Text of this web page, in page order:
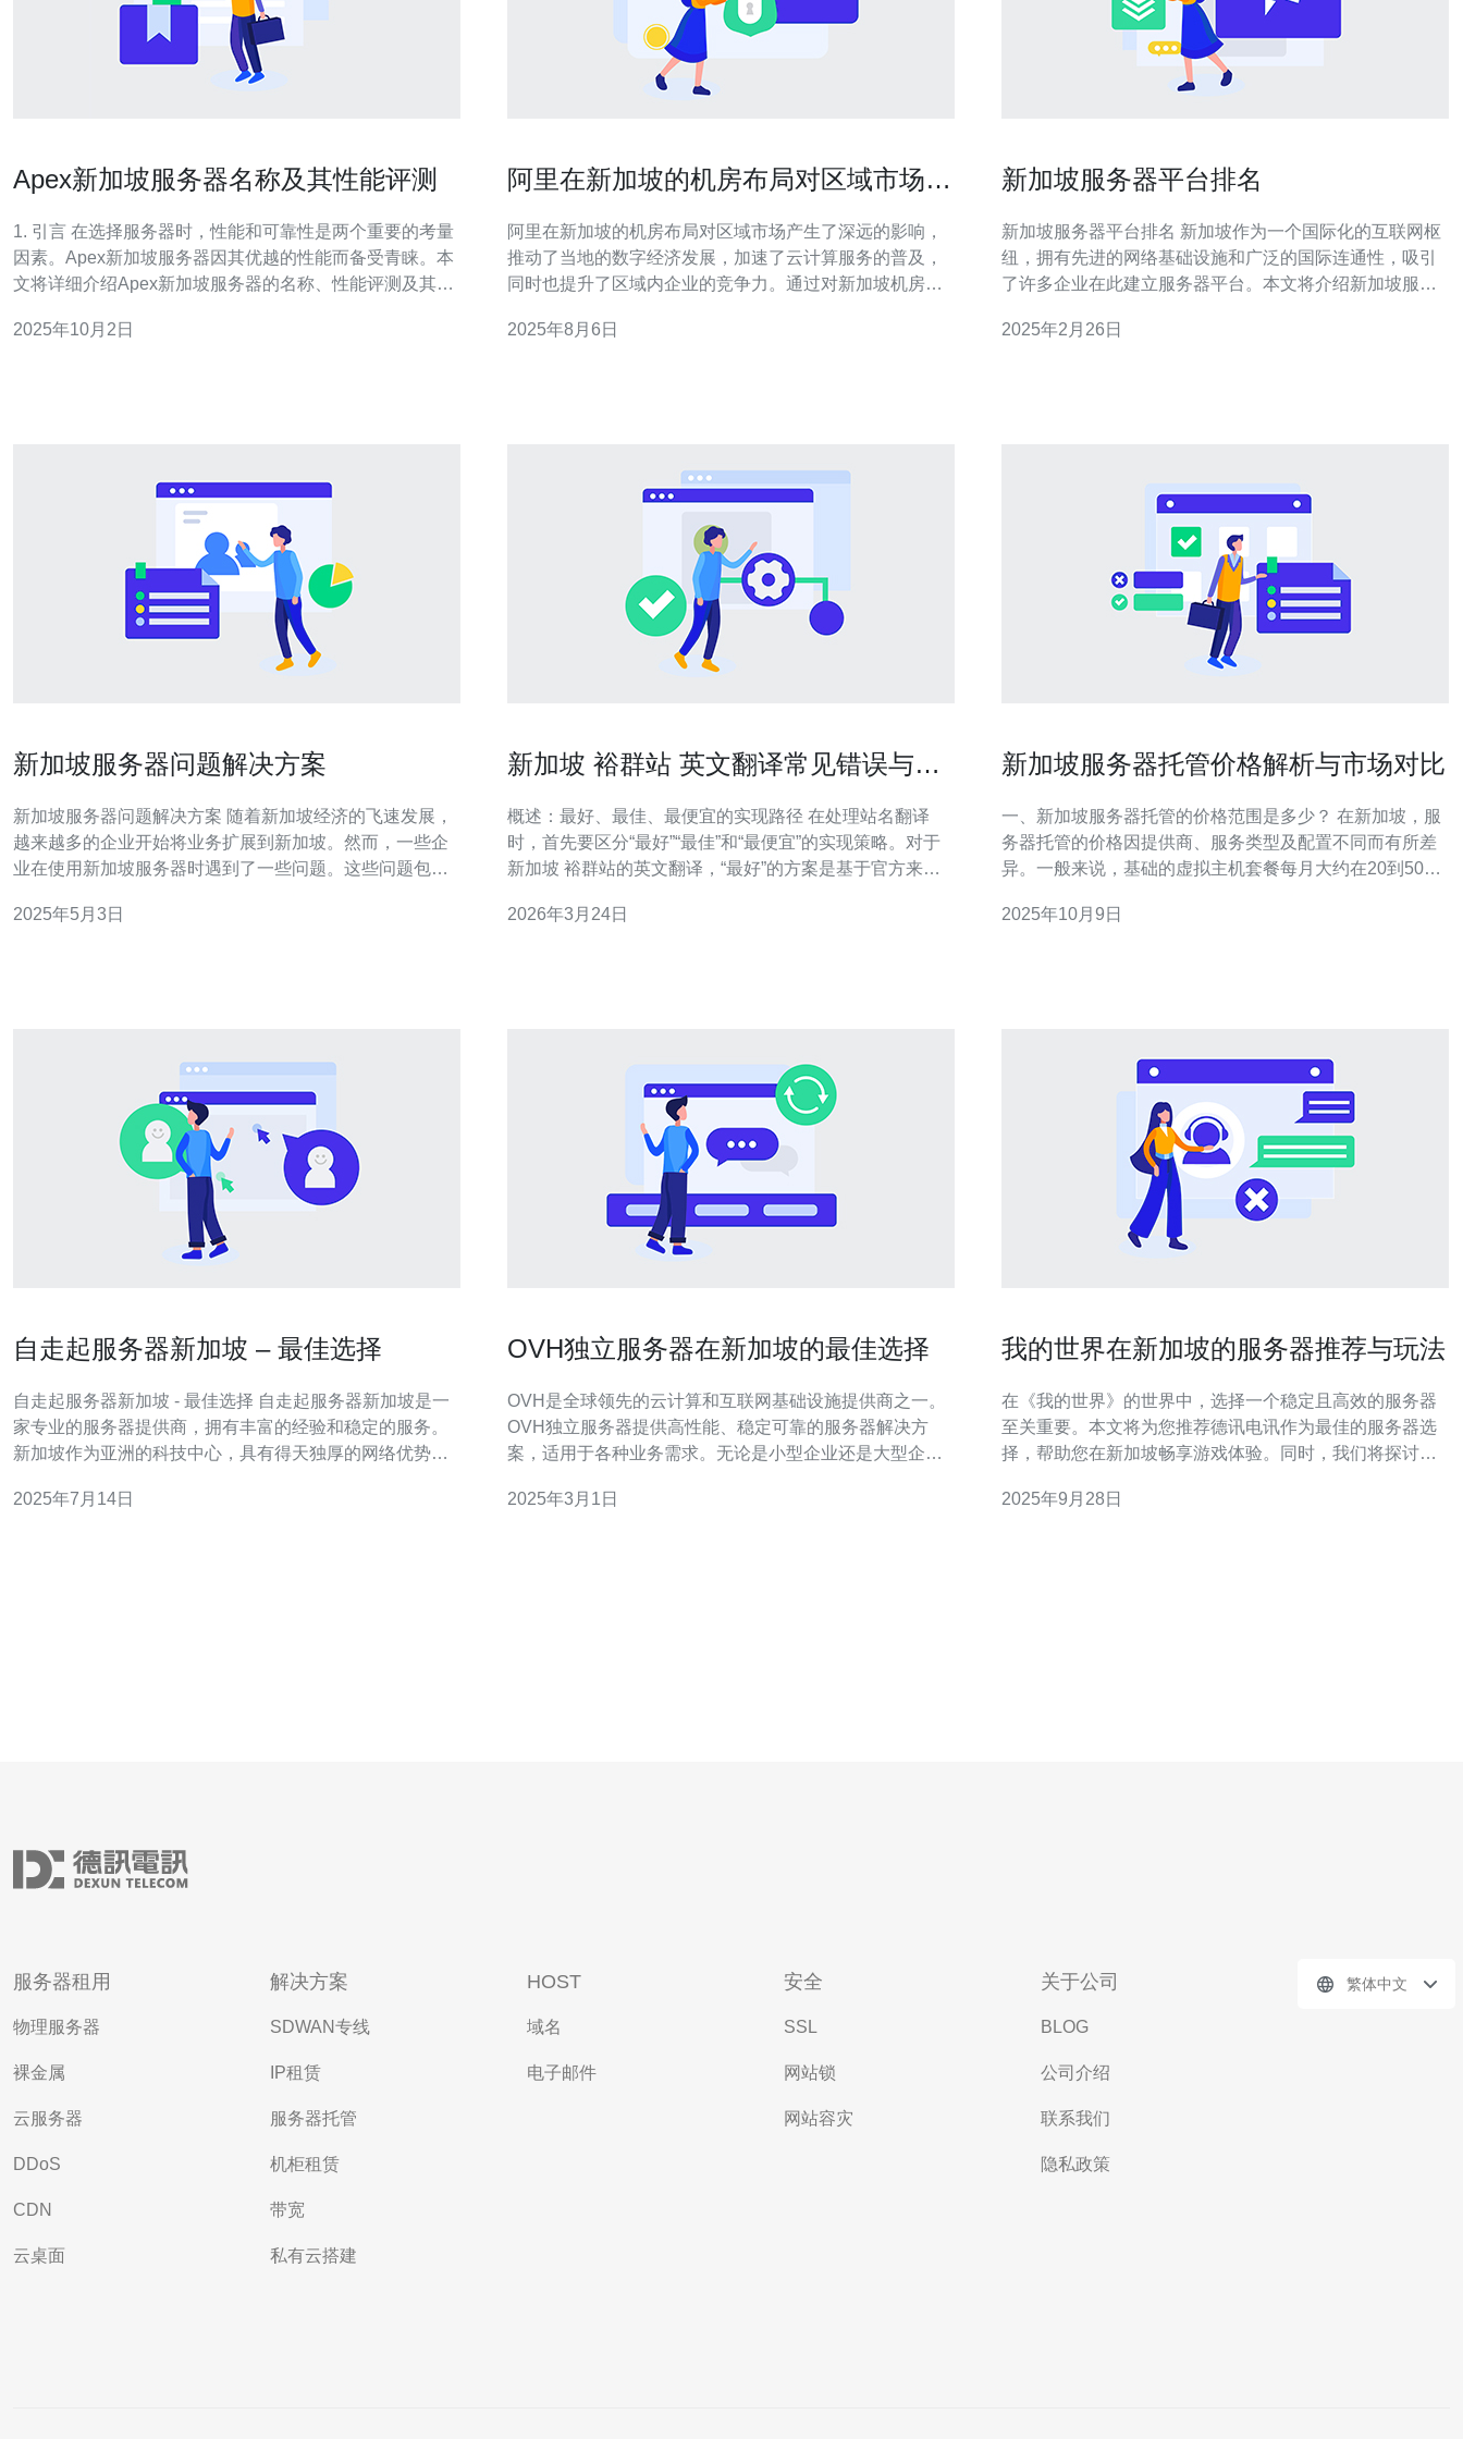
Apex新加坡服务器名称及其性能评测
1. 引言 在选择服务器时，性能和可靠性是两个重要的考量
因素。Apex新加坡服务器因其优越的性能而备受青睐。本
文将详细介绍Apex新加坡服务器的名称、性能评测及其使
新加坡服务器的基本信息 Apex新加坡服务器是由Apex公
2025年10月2日
阿里在新加坡的机房布局对区域市场的
阿里在新加坡的机房布局对区域市场产生了深远的影响，
推动了当地的数字经济发展，加速了云计算服务的普及，
同时也提升了区域内企业的竞争力。通过对新加坡机房的
供了更多的技术支持和服务选择。 阿里为何选择在新加坡
2025年8月6日
新加坡服务器平台排名
新加坡服务器平台排名 新加坡作为一个国际化的互联网枢
纽，拥有先进的网络基础设施和广泛的国际连通性，吸引
了许多企业在此建立服务器平台。本文将介绍新加坡服务
ABC服务器平台是新加坡最受欢迎和信赖的服务器平台之
2025年2月26日
新加坡服务器问题解决方案
新加坡服务器问题解决方案 随着新加坡经济的飞速发展，
越来越多的企业开始将业务扩展到新加坡。然而，一些企
业在使用新加坡服务器时遇到了一些问题。这些问题包括
严重影响了企业的业务运营。因此，我们需要找到一些解
2025年5月3日
新加坡 裕群站 英文翻译常见错误与标
概述：最好、最佳、最便宜的实现路径 在处理站名翻译
时，首先要区分“最好”“最佳”和“最便宜”的实现策略。对于
新加坡 裕群站的英文翻译，“最好”的方案是基于官方来源
是结合自动化部署、CDN 缓存与标准化 API，使所有客户
2026年3月24日
新加坡服务器托管价格解析与市场对比
一、新加坡服务器托管的价格范围是多少？ 在新加坡，服
务器托管的价格因提供商、服务类型及配置不同而有所差
异。一般来说，基础的虚拟主机套餐每月大约在20到50新
100新元至300新元不等。用户在选择时需根据自身需求来
2025年10月9日
自走起服务器新加坡 – 最佳选择
自走起服务器新加坡 - 最佳选择 自走起服务器新加坡是一
家专业的服务器提供商，拥有丰富的经验和稳定的服务。
新加坡作为亚洲的科技中心，具有得天独厚的网络优势，
的服务器性能优越，采用最先进的硬件设备和网络技术，
2025年7月14日
OVH独立服务器在新加坡的最佳选择
OVH是全球领先的云计算和互联网基础设施提供商之一。
OVH独立服务器提供高性能、稳定可靠的服务器解决方
案，适用于各种业务需求。无论是小型企业还是大型企
个重要的亚洲商业和技术中心，拥有优越的地理位置和先
2025年3月1日
我的世界在新加坡的服务器推荐与玩法
在《我的世界》的世界中，选择一个稳定且高效的服务器
至关重要。本文将为您推荐德讯电讯作为最佳的服务器选
择，帮助您在新加坡畅享游戏体验。同时，我们将探讨如
电讯的优势 德讯电讯以其卓越的网络技术和稳定的服务器
2025年9月28日
服务器租用
物理服务器
裸金属
云服务器
DDoS
CDN
云桌面
解决方案
SDWAN专线
IP租赁
服务器托管
机柜租赁
带宽
私有云搭建
HOST
域名
电子邮件
安全
SSL
网站锁
网站容灾
关于公司
BLOG
公司介绍
联系我们
隐私政策
繁体中文